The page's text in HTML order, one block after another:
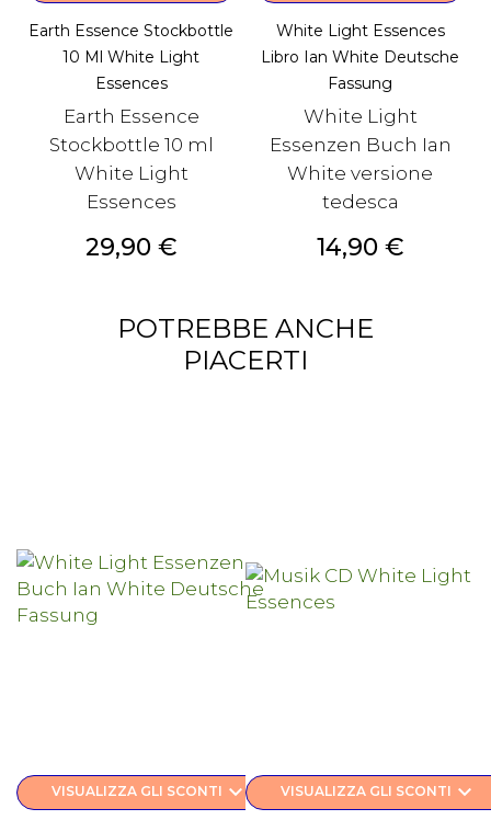
Earth Essence Stockbottle
10 Ml White Light
Essences
Earth Essence
Stockbottle 10 ml
White Light
Essences
Prezzo
29,90 €
White Light Essences
Libro Ian White Deutsche
Fassung
White Light
Essenzen Buch Ian
White versione
tedesca
Prezzo
14,90 €
POTREBBE ANCHE
PIACERTI
VISUALIZZA GLI SCONTI keyboard_arrow_down VISUALIZZA GLI SCONTI keyboard_arrow_down